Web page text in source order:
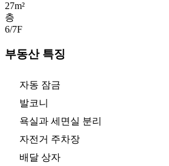
27m²
층
6/7F
부동산 특징
자동 잠금
발코니
욕실과 세면실 분리
자전거 주차장
배달 상자